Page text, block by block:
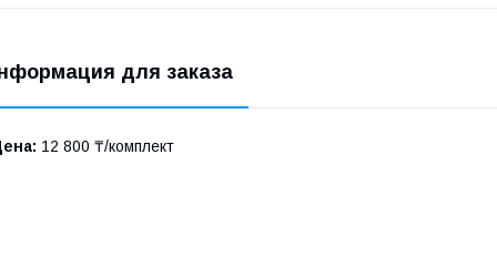
для заказа
12 800 ₸/комплект